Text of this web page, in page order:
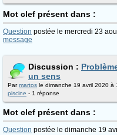
Mot clef présent dans :
Question postée le mercredi 23
message
Discussion :
un sens
Parmartos le dimanche 19 avril 2020 à
piscine - 1 réponse
Mot clef présent dans :
Question postée le dimanche 19